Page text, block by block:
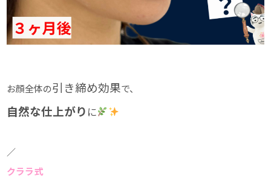
お顔全体の引き締め効果で、
自然な仕上がり に
／
クララ式